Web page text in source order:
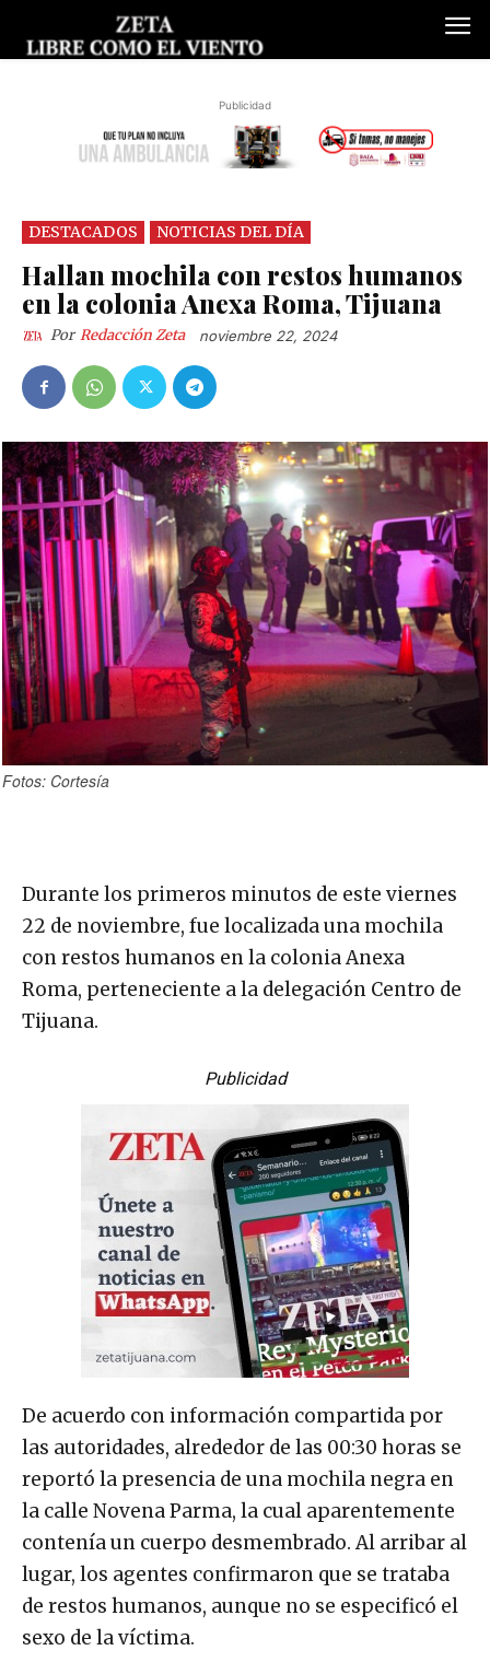
Publicidad
DESTACADOS NOTICIAS DEL DÍA
Hallan mochila con restos humanos
en la colonia Anexa Roma, Tijuana
Por Redacción Zeta noviembre 22, 2024
Fotos: Cortesía
Durante los primeros minutos de este viernes
22 de noviembre, fue localizada una mochila
con restos humanos en la colonia Anexa
Roma, perteneciente a la delegación Centro de
Tijuana.
Publicidad
De acuerdo con información compartida por
las autoridades, alrededor de las 00:30 horas se
reportó la presencia de una mochila negra en
la calle Novena Parma, la cual aparentemente
contenía un cuerpo desmembrado. Al arribar al
lugar, los agentes confirmaron que se trataba
de restos humanos, aunque no se especificó el
sexo de la víctima.